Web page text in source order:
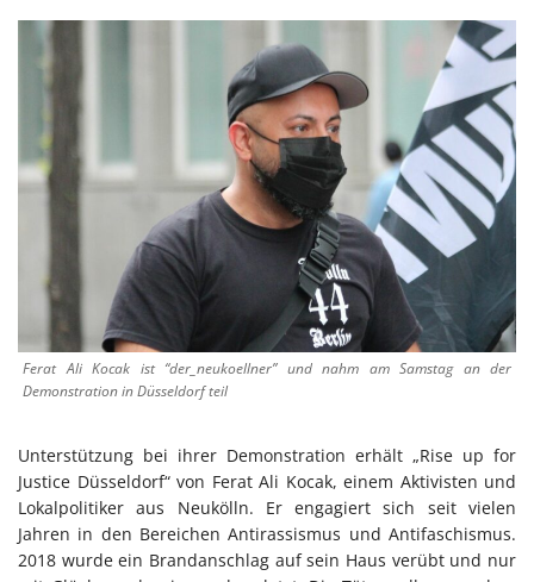
Ferat Ali Kocak ist “der_neukoellner” und nahm am Samstag an der
Demonstration in Düsseldorf teil
Unterstützung bei ihrer Demonstration erhält „Rise up for
Justice Düsseldorf“ von Ferat Ali Kocak, einem Aktivisten und
Lokalpolitiker aus Neukölln. Er engagiert sich seit vielen
Jahren in den Bereichen Antirassismus und Antifaschismus.
2018 wurde ein Brandanschlag auf sein Haus verübt und nur